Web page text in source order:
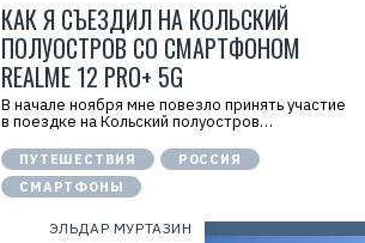
КАК Я СЪЕЗДИЛ НА КОЛЬСКИЙ
ПОЛУОСТРОВ СО СМАРТФОНОМ
REALME 12 PRO+ 5G
В начале ноября мне повезло принять участие
в поездке на Кольский полуостров…
ПУТЕШЕСТВИЯ
РОССИЯ
СМАРТФОНЫ
ЭЛЬДАР МУРТАЗИН